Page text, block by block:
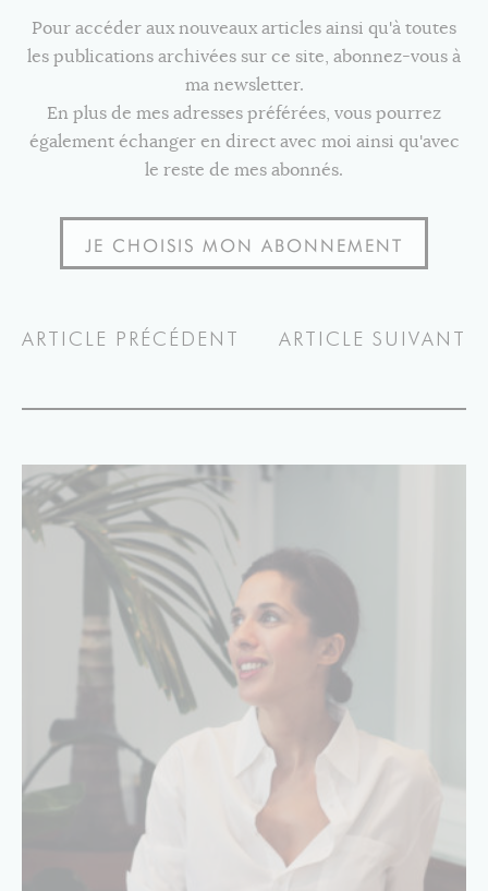
Pour accéder aux nouveaux articles ainsi qu'à toutes
les publications archivées sur ce site, abonnez-vous à
ma newsletter.
En plus de mes adresses préférées, vous pourrez
également échanger en direct avec moi ainsi qu'avec
le reste de mes abonnés.
JE CHOISIS MON ABONNEMENT
ARTICLE PRÉCÉDENT ARTICLE SUIVANT